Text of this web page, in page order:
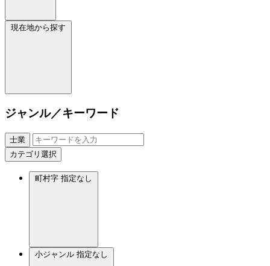
現在地から探す
ジャンル／キーワード
士業
カテゴリ選択
町村字 指定なし
小ジャンル 指定なし